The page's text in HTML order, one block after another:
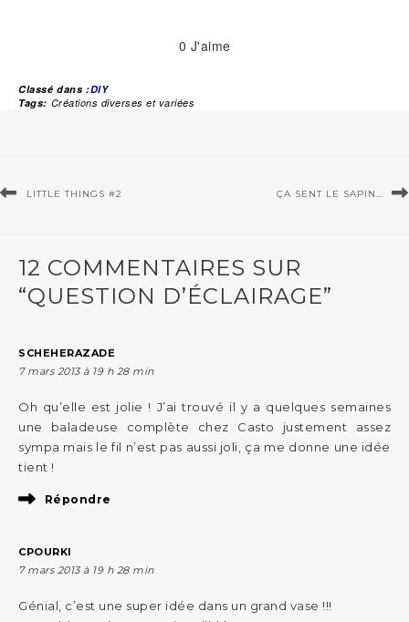
0 J'aime
Classé dans :DIY
Tags: Créations diverses et variées
LITTLE THINGS #2 ÇA SENT LE SAPIN…
12 COMMENTAIRES SUR
“QUESTION D’ÉCLAIRAGE”
SCHEHERAZADE
7 mars 2013 à 19 h 28 min
Oh qu’elle est jolie ! J’ai trouvé il y a quelques semaines
une baladeuse complète chez Casto justement assez
sympa mais le fil n’est pas aussi joli, ça me donne une idée
tient !
Répondre
CPOURKI
7 mars 2013 à 19 h 28 min
Génial, c’est une super idée dans un grand vase !!!